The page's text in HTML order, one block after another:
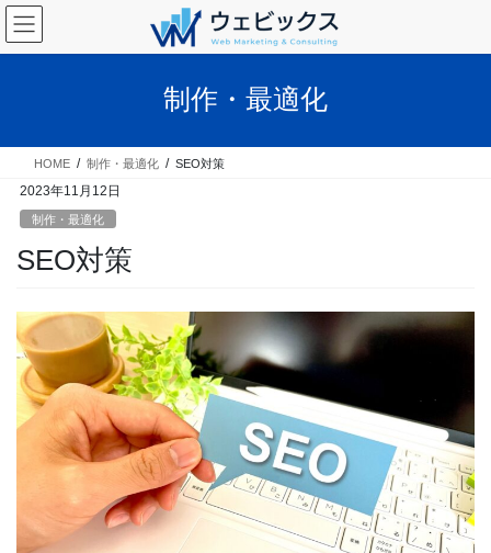
コ
ン
テ
ス
ナ
ビ
ゲ
ン
制作・最適化
HOME 制作・最適化 SEO対策
2023年11月12日
制作・最適化
SEO対策